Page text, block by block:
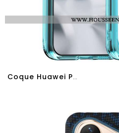
Coque Huawei Pura 80 Pro / 80 Ultra Hybride